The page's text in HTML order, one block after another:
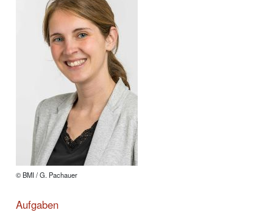
© BMI / G. Pachauer
Aufgaben